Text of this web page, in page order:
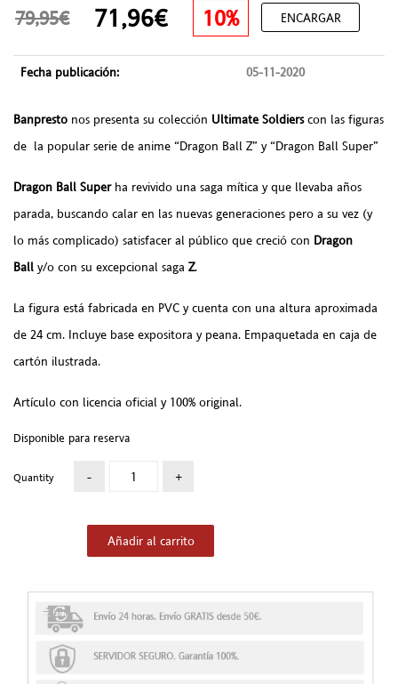
79,95€ 71,96€ 10% ENCARGAR
Fecha publicación: 05-11-2020
Banpresto nos presenta su colección Ultimate Soldierscon las figuras
de la popular serie de anime “Dragon Ball Z” y “Dragon Ball Super”
Dragon Ball Superha revivido una saga mítica y que llevaba años
parada, buscando calar en las nuevas generaciones pero a su vez (y
lo más complicado) satisfacer al público que creció con Dragon
Ball y/o con su excepcional saga Z.
La figura está fabricada en PVC y cuenta con una altura aproximada
de 24 cm. Incluye base expositora y peana. Empaquetada en caja de
cartón ilustrada.
Artículo con licencia oficial y 100% original.
Disponible para reserva
Quantity
Añadir al carrito